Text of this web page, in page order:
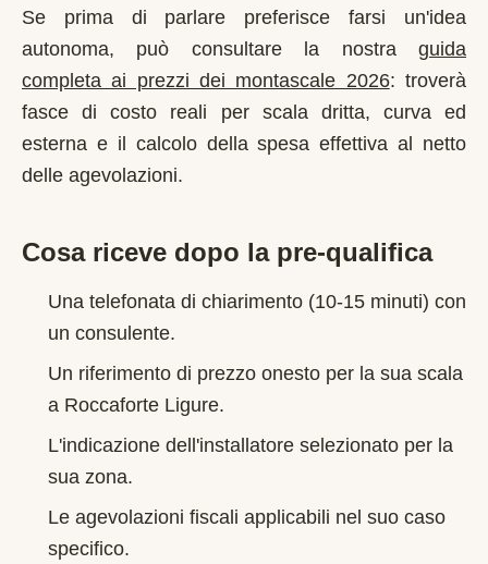
Se prima di parlare preferisce farsi un'idea
autonoma, può consultare la nostra
guida
completa ai prezzi dei montascale 2026: troverà
fasce di costo reali per scala dritta, curva ed
esterna e il calcolo della spesa effettiva al netto
delle agevolazioni.
Cosa riceve dopo la pre-qualifica
Una telefonata di chiarimento (10-15 minuti) con
un consulente.
Un riferimento di prezzo onesto per la sua scala
a Roccaforte Ligure.
L'indicazione dell'installatore selezionato per la
sua zona.
Le agevolazioni fiscali applicabili nel suo caso
specifico.